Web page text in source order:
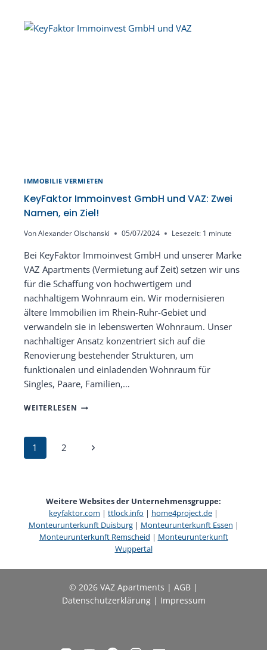
KENNEN:
IMMOBILIE VERMIETEN
KeyFaktor Immoinvest GmbH und VAZ: Zwei
Namen, ein Ziel!
VonAlexander Olschanski 05/07/2024 Lesezeit: 1 minute
Bei KeyFaktor Immoinvest GmbH und unserer Marke
VAZ Apartments (Vermietung auf Zeit) setzen wir uns
für die Schaffung von hochwertigem und
nachhaltigem Wohnraum ein. Wir modernisieren
ältere Immobilien im Rhein-Ruhr-Gebiet und
verwandeln sie in lebenswerten Wohnraum. Unser
nachhaltiger Ansatz konzentriert sich auf die
Renovierung bestehender Strukturen, um
funktionalen und einladenden Wohnraum für
Singles, Paare, Familien,…
WEITERLESEN KEYFAKTOR
VAZ:
Seitennavigation
1 2
Nächste
Weitere Websites der Unternehmensgruppe:
keyfaktor.com | ttlock.info | home4project.de |
Monteurunterkunft Duisburg| Monteurunterkunft Essen |
Monteurunterkunft Remscheid | Monteurunterkunft
Wuppertal
© 2026 VAZ Apartments | AGB |
Datenschutzerklärung | Impressum